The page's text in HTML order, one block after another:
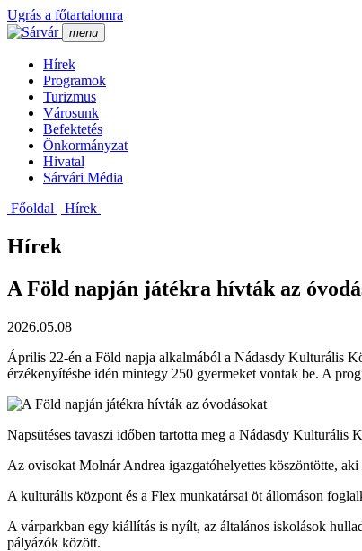
Ugrás a főtartalomra
menu
Hí­rek
Programok
Turizmus
Városunk
Befektetés
Önkormányzat
Hivatal
Sárvári Média
Főoldal
Hí­rek
Hírek
A Föld napján játékra hívták az
2026.05.08
Április 22-én a Föld napja alkalmából a Nádasdy Kulturális
érzékenyítésbe idén mintegy 250 gyermeket vontak be. A
Napsütéses tavaszi időben tartotta meg a Nádasdy Kulturális
Az ovisokat Molnár Andrea igazgatóhelyettes köszöntötte,
A kulturális központ és a Flex munkatársai öt állomáson
A várparkban egy kiállítás is nyílt, az általános iskolások
pályázók között.